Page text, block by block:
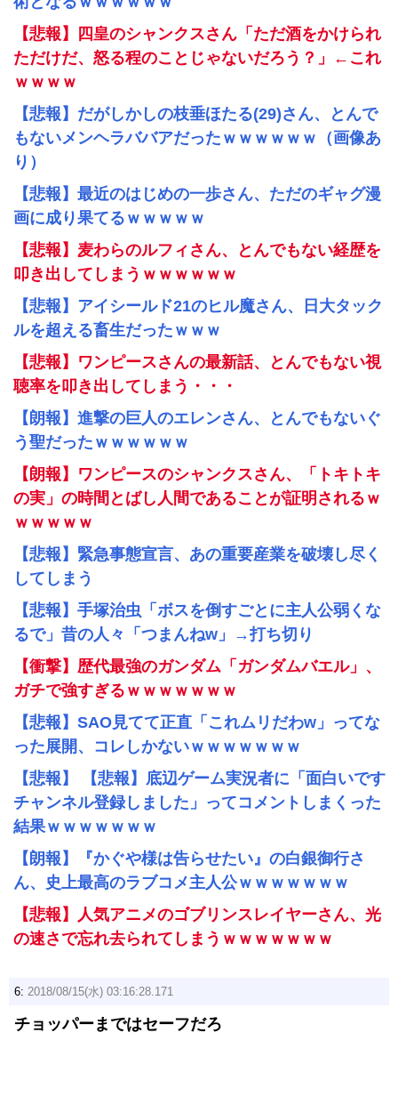
【悲報】四皇のシャンクスさん「ただ酒をかけられ
ただけだ、怒る程のことじゃないだろう？」←これ
ｗｗｗｗ
【悲報】だがしかしの枝垂ほたる(29)さん、とんで
もないメンヘラババアだったｗｗｗｗｗｗ（画像あ
り）
【悲報】最近のはじめの一歩さん、ただのギャグ漫
画に成り果てるｗｗｗｗｗ
【悲報】麦わらのルフィさん、とんでもない経歴を
叩き出してしまうｗｗｗｗｗｗ
【悲報】アイシールド21のヒル魔さん、日大タック
ルを超える畜生だったｗｗｗ
【悲報】ワンピースさんの最新話、とんでもない視
聴率を叩き出してしまう・・・
【朗報】進撃の巨人のエレンさん、とんでもないぐ
う聖だったｗｗｗｗｗｗ
【朗報】ワンピースのシャンクスさん、「トキトキ
の実」の時間とばし人間であることが証明されるｗ
ｗｗｗｗｗ
【悲報】緊急事態宣言、あの重要産業を破壊し尽く
してしまう
【悲報】手塚治虫「ボスを倒すごとに主人公弱くな
るで」昔の人々「つまんねw」→打ち切り
【衝撃】歴代最強のガンダム「ガンダムバエル」、
ガチで強すぎるｗｗｗｗｗｗｗ
【悲報】SAO見てて正直「これムリだわw」ってな
った展開、コレしかないｗｗｗｗｗｗｗ
【悲報】 【悲報】底辺ゲーム実況者に「面白いです
チャンネル登録しました」ってコメントしまくった
結果ｗｗｗｗｗｗｗ
【朗報】『かぐや様は告らせたい』の白銀御行さ
ん、史上最高のラブコメ主人公ｗｗｗｗｗｗｗ
【悲報】人気アニメのゴブリンスレイヤーさん、光
の速さで忘れ去られてしまうｗｗｗｗｗｗｗ
6: 2018/08/15(水) 03:16:28.171
チョッパーまではセーフだろ